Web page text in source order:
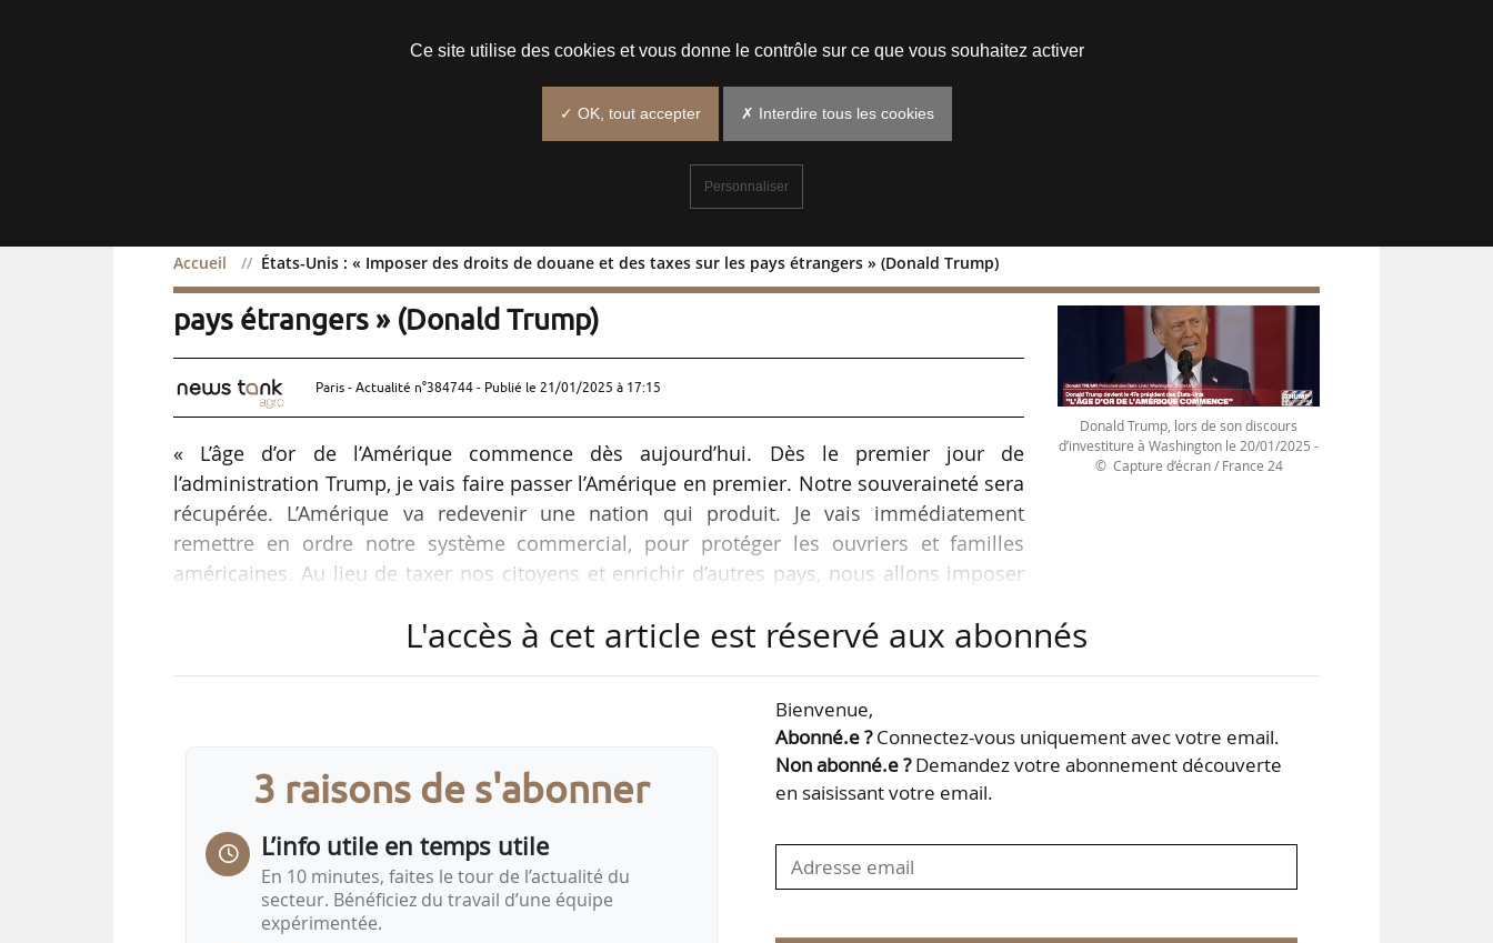
Accueil États-Unis : « Imposer des droits de douane et des taxes sur les pays étrangers » (Donald Trump)
États-Unis : « Imposer des droits de douane et des taxes sur les
pays étrangers » (Donald Trump)
Paris - Actualité n°384744 - Publié le 21/01/2025 à 17:15
« L’âge d’or de l’Amérique commence dès aujourd’hui. Dès le premier jour de
l’administration Trump, je vais faire passer l’Amérique en premier. Notre souveraineté sera
récupérée. L’Amérique va redevenir une nation qui produit. Je vais immédiatement
remettre en ordre notre système commercial, pour protéger les ouvriers et familles
américaines. Au lieu de taxer nos citoyens et enrichir d’autres pays, nous allons imposer
cette fin, nous sommes en train de mettre en place le 'External revenue service’, pour
Donald Trump, lors de son discours
d’investiture à Washington le 20/01/2025 -
© Capture d’écran / France 24
L'accès à cet article est réservé aux abonnés
3 raisons de s'abonner
L’info utile en temps utile
En 10 minutes, faites le tour de l’actualité du
secteur. Bénéficiez du travail d’une équipe
expérimentée.
Bienvenue,
Abonné.e ?Connectez-vous uniquement avec votre email.
Non abonné.e ?Demandez votre abonnement découverte
en saisissant votre email.
Ce site utilise des cookies et vous donne le contrôle sur ce que vous souhaitez activer
✓ OK, tout accepter ✗ Interdire tous les cookies
Personnaliser